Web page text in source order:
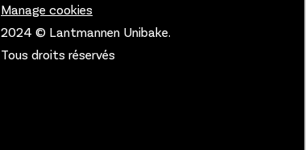
Manage cookies
2024 © Lantmannen Unibake.
Tous droits réservés